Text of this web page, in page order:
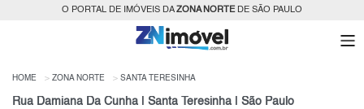
O PORTAL DE IMÓVEIS DAZONA NORTEDE SÃO PAULO
HOME ZONA NORTE SANTA TERESINHA
Rua Damiana Da Cunha | Santa Teresinha | São Paulo